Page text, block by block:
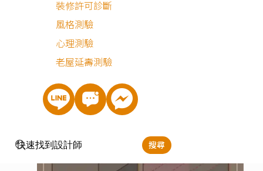
裝修許可診斷
風格測驗
心理測驗
老屋延壽測驗
搜尋
2026.03.03
安裝系統櫃？